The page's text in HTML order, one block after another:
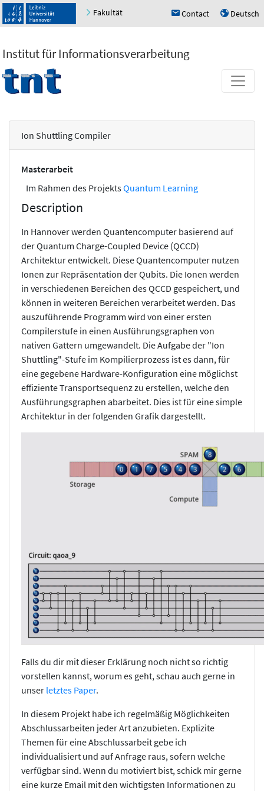
Fakultät h Contact u Deutsch
Institut für Informationsverarbeitung
Ion Shuttling Compiler
Masterarbeit
Im Rahmen des ProjektsQuantum Learning
Description
In Hannover werden Quantencomputer basierend auf
der Quantum Charge-Coupled Device (QCCD)
Architektur entwickelt. Diese Quantencomputer nutzen
Ionen zur Repräsentation der Qubits. Die Ionen werden
in verschiedenen Bereichen des QCCD gespeichert, und
können in weiteren Bereichen verarbeitet werden. Das
auszuführende Programm wird von einer ersten
Compilerstufe in einen Ausführungsgraphen von
nativen Gattern umgewandelt. Die Aufgabe der "Ion
Shuttling"-Stufe im Kompilierprozess ist es dann, für
eine gegebene Hardware-Konfiguration eine möglichst
effiziente Transportsequenz zu erstellen, welche den
Ausführungsgraphen abarbeitet. Dies ist für eine simple
Architektur in der folgenden Grafik dargestellt.
Falls du dir mit dieser Erklärung noch nicht so richtig
vorstellen kannst, worum es geht, schau auch gerne in
unser letztes Paper.
In diesem Projekt habe ich regelmäßig Möglichkeiten
Abschlussarbeiten jeder Art anzubieten. Explizite
Themen für eine Abschlussarbeit gebe ich
individualisiert und auf Anfrage raus, sofern welche
verfügbar sind. Wenn du motiviert bist, schick mir gerne
eine kurze Email mit den wichtigsten Informationen zu